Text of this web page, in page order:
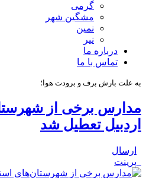
گرمی
مشگین شهر
نمین
نیر
درباره ما
تماس با ما
به علت بارش برف و برودت هوا؛
مدارس برخی از
اردبیل تعطیل شد
ارسال
پرینت